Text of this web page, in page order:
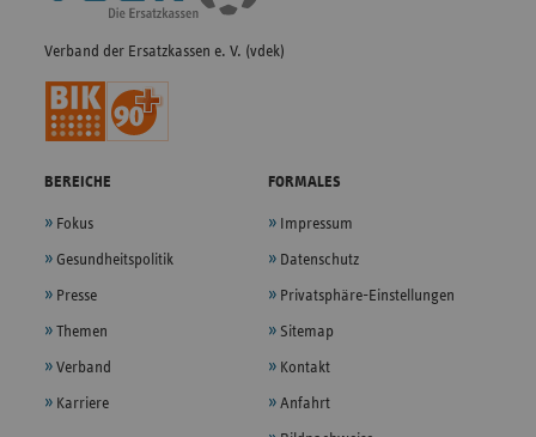
Verband der Ersatzkassen e. V. (vdek)
BEREICHE
Fokus
Gesundheitspolitik
Presse
Themen
Verband
Karriere
FORMALES
Impressum
Datenschutz
Privatsphäre-Einstellungen
Sitemap
Kontakt
Anfahrt